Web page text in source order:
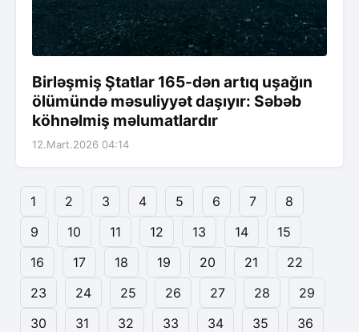
Birləşmiş Ştatlar 165-dən artıq uşağın
ölümündə məsuliyyət daşıyır: Səbəb
köhnəlmiş məlumatlardır
12.Mart.2026 04:14
1 2 3 4 5 6 7
8
9
10 11 12 13 14
15
16
17 18 19 20 21
22
23
24 25 26 27 28
29
30
31 32 33 34 35
36